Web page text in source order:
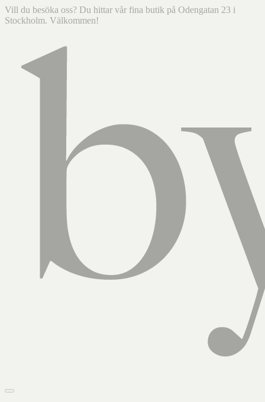
Vill du besöka oss? Du hittar vår fina butik på Odengatan 23 i
Stockholm. Välkommen!